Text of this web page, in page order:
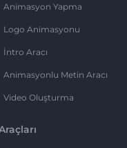
Animasyon Yapma
Logo Animasyonu
İntro Aracı
Animasyonlu Metin Aracı
Video Oluşturma